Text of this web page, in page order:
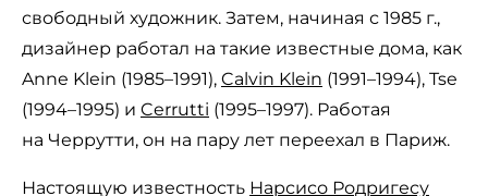
свободный художник. Затем, начиная с 1985 г.,
дизайнер работал на такие известные дома, как
Anne Klein (1985–1991), Calvin Klein (1991–1994), Tse
(1994–1995) и Cerrutti (1995–1997). Работая
на Черрутти, он на пару лет переехал в Париж.
Настоящую известность Нарсисо Родригесу